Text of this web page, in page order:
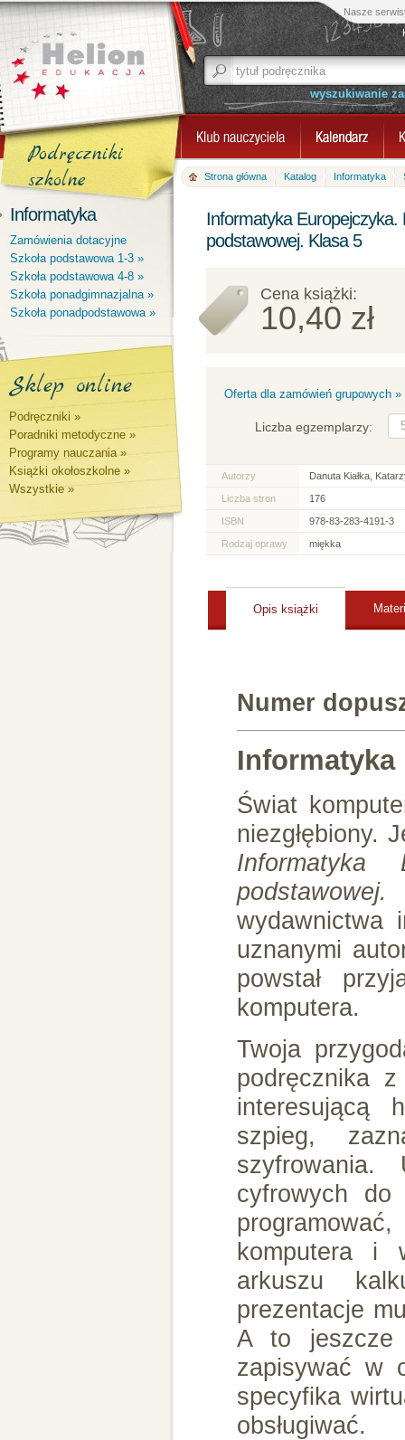
Nasze
wyszukiwanie
Podręczniki
szkolne
Informatyka
Zamówienia dotacyjne
Szkoła podstawowa 1-3 »
Szkoła podstawowa 4-8 »
Szkoła ponadgimnazjalna »
Szkoła ponadpodstawowa »
Sklep online
Podręczniki »
Poradniki metodyczne »
Programy nauczania »
Książki okołoszkolne »
Wszystkie »
Strona główna Katalog Informatyka
Informatyka Europejczyka.
podstawowej. Klasa 5
Cena książki:
10,40 zł
Oferta dla zamówień grupowych »
Liczba egzemplarzy:
Autorzy Danuta Kiałka,
Liczba stron 176
ISBN 978-83-283-4191-3
Rodzaj oprawy miękka
Opis książki
Numer
Informatyka
Świat
niezgłębiony.
Informatyka
wydawnictwa
uznanymi
powstał
komputera.
Twoja
podręcznika
interesującą
szpieg,
cyfrowych do
komputera i
arkuszu
prezentacje
A to jeszcze
zapisywać w
specyfika
obsługiwać.